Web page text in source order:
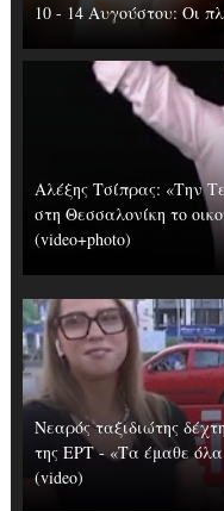
10 - 14 Αυγούστου: Οι
Αλέξης Τσίπρας: «Την
στη Θεσσαλονίκη το
(video+photo)
Νεαρός ταξιδιώτης
της ΕΡΤ - «Τα έμαθε
(video)